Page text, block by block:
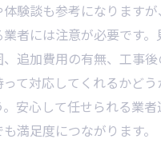
験談も参考になります
者には注意が必要です。
追加費用の有無、工事
て対応してくれるかど
安心して任せられる業
満足度につながります。